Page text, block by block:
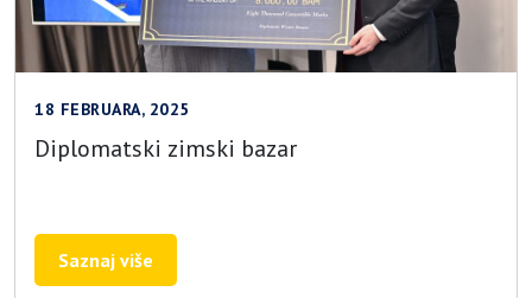
18 FEBRUARA, 2025
Diplomatski zimski bazar
Saznaj više